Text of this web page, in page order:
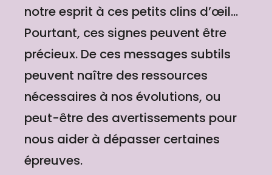
notre esprit à ces petits clins d’œil…
Pourtant, ces signes peuvent être
précieux. De ces messages subtils
peuvent naître des ressources
nécessaires à nos évolutions, ou
peut-être des avertissements pour
nous aider à dépasser certaines
épreuves.